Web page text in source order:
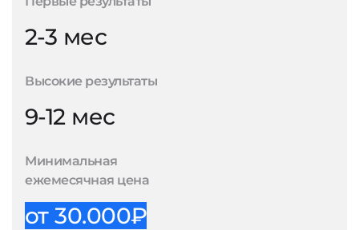
2-3 мес
Высокие результаты
9-12 мес
Минимальная
ежемесячная цена
от 30.000₽